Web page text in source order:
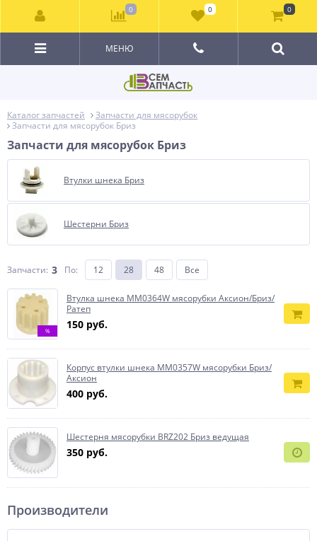
МЕНЮ
Каталог запчастей
Запчасти для мясорубок
Запчасти для мясорубок Бриз
Запчасти для мясорубок Бриз
Втулки шнека Бриз
Шестерни Бриз
Запчасти: 3 По: 12 28 48 Все
%
Втулка шнека MM0364W мясорубки Аксион/Бриз/
Ратеп
150 руб.
Корпус втулки шнека MM0357W мясорубки Бриз/
Аксион
400 руб.
Шестерня мясорубки BRZ202 Бриз ведущая
350 руб.
Производители
0 0 0